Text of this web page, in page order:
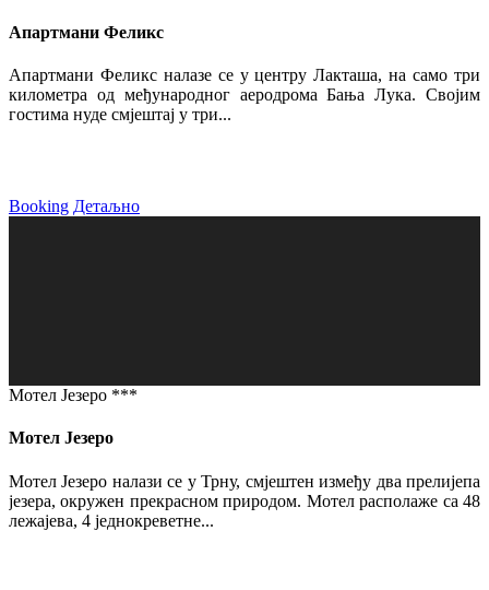
Апартмани Феликс
Апартмани Феликс налазе се у центру Лакташа, на само три
километра од међународног аеродрома Бања Лука. Својим
гостима нуде смјештај у три...
Booking Детаљно
Мотел Језеро ***
Мотел Језеро
Мотел Језеро налази се у Трну, смјештен између два прелијепа
језера, окружен прекрасном природом. Мотел располаже са 48
лежајева, 4 једнокреветне...